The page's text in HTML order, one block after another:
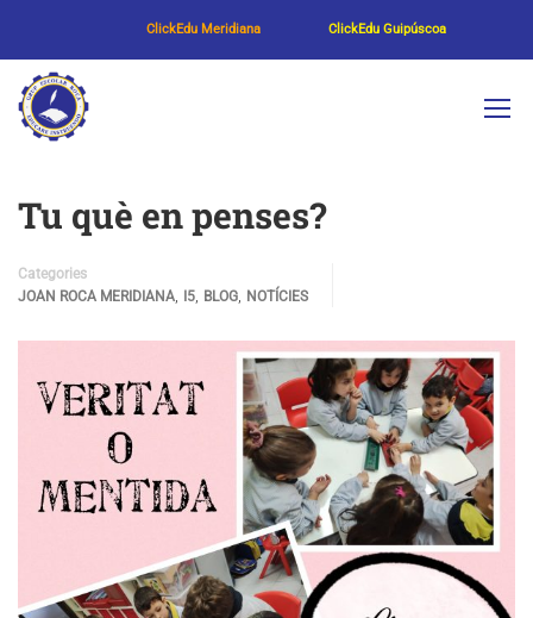
ClickEdu Meridiana ClickEdu Guipúscoa
Tu què en penses?
Categories
JOAN ROCA MERIDIANA, I5, BLOG, NOTÍCIES